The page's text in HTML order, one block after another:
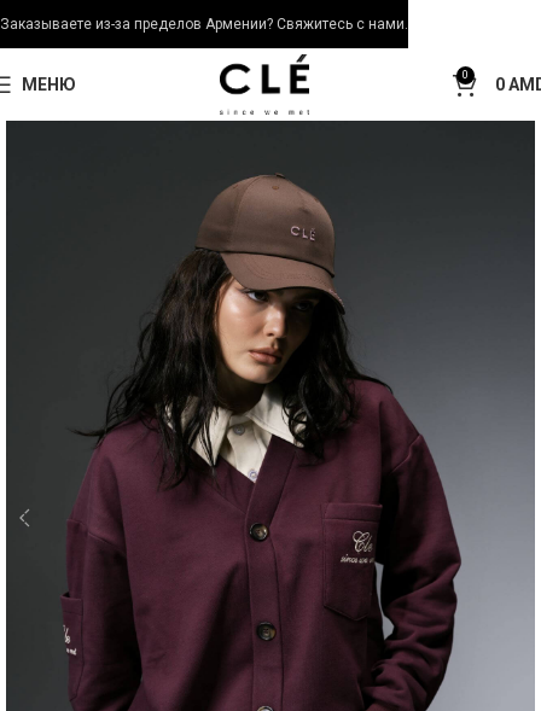
МЕНЮ 0 0
Заказываете из-за пределов Армении? Свяжитесь с нами.